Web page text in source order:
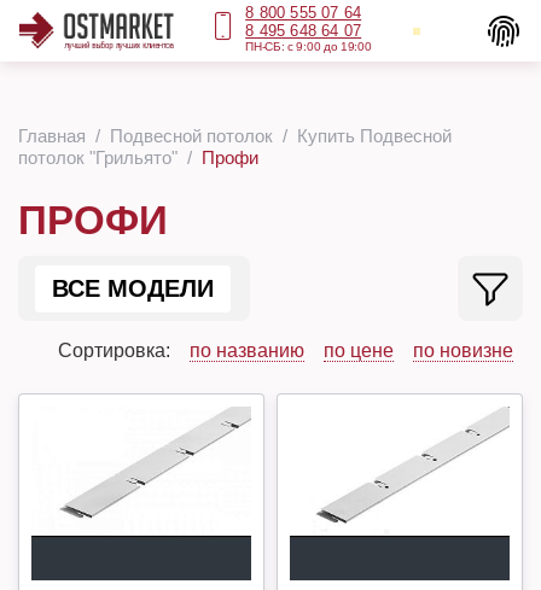
8 800 555 07 64
8 495 648 64 07
ПН-СБ: с 9:00 до 19:00
Главная Подвесной потолок
Купить Подвесной
потолок "Грильято"
Профи
ПРОФИ
ВСЕ МОДЕЛИ
Сортировка: по названию по цене по новизне